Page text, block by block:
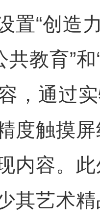
置“创造
共教育”
，通过
度触摸
内容。
艺术精